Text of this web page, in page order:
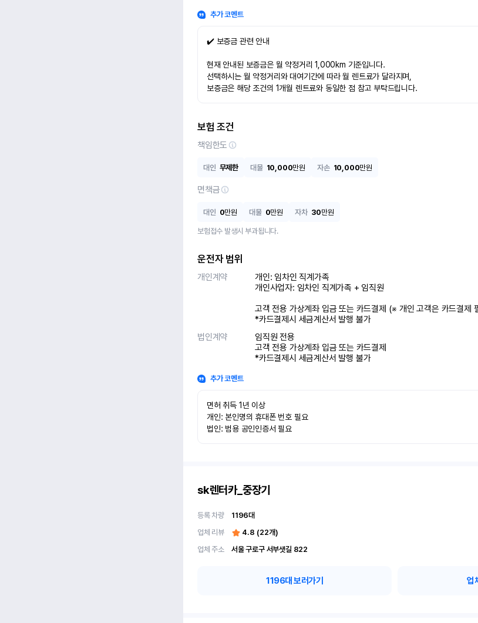
추가 코멘트
✔️ 보증금 관련 안내
현재 안내된 보증금은 월 약정거리 1,000km 기준입니다.
선택하시는 월 약정거리와 대여기간에 따라 월 렌트료가 달라지며,
보증금은 해당 조건의 1개월 렌트료와 동일한 점 참고 부탁드립니다.
보험 조건
책임한도
대인 무제한 대물 10,000만원 자손 10,000만원
면책금
대인 0만원 대물 0만원 자차 30만원
보험접수 발생시 부과됩니다.
운전자 범위
개인계약
개인: 임차인 직계가족
개인사업자: 임차인 직계가족 + 임직원
고객 전용 가상계좌 입금 또는 카드결제 (※ 개인 고객은 카드결제
*카드결제시 세금계산서 발행 불가
법인계약
임직원 전용
고객 전용 가상계좌 입금 또는 카드결제
*카드결제시 세금계산서 발행 불가
추가 코멘트
면허 취득 1년 이상
개인: 본인명의 휴대폰 번호 필요
법인: 범용 공인인증서 필요
sk렌터카_중장기
등록 차량 1196대
업체 리뷰
4.8 (22개)
업체 주소
서울 구로구 서부샛길 822
1196대 보러가기 업